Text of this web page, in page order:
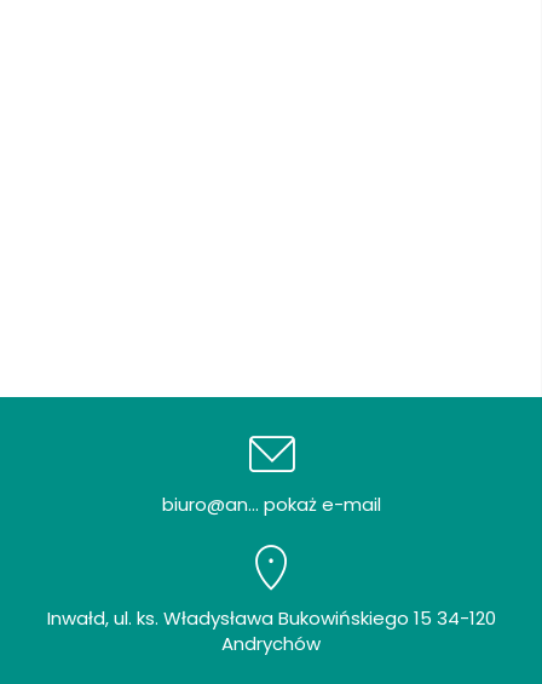
biuro@an... pokaż e-mail
Inwałd, ul. ks. Władysława Bukowińskiego 15 34-120
Andrychów